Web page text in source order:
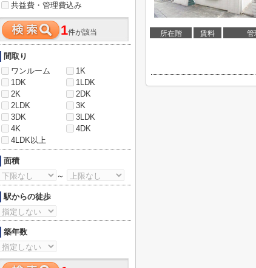
所在階 賃料 管
共益費・管理費込み
1件が該当
間取り
ワンルーム
1K
1DK
1LDK
2K
2DK
2LDK
3K
3DK
3LDK
4K
4DK
4LDK以上
面積
～
駅からの徒歩
築年数